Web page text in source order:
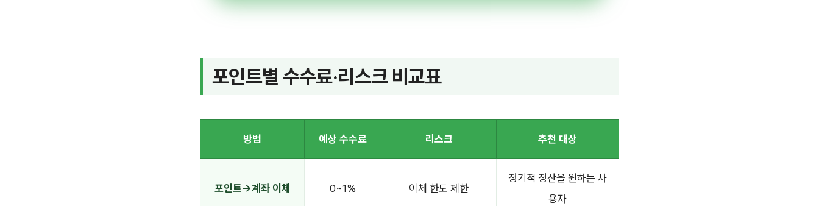
포인트별 수수료·리스크 비교표
방법 예상 수수료 리스크 추천 대상
포인트→계좌 이체 0~1% 이체 한도 제한
정기적 정산을 원하는 사
용자